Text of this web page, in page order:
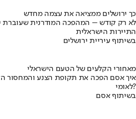
כך ירושלים ממציאה את עצמה מחדש
לא רק קודש – המהפכה המודרנית שעוברת
התיירות הישראלית
בשיתוף עיריית ירושלים
מאחורי הקלעים של הטעם הישראלי
לאומי?
בשיתוף אסם